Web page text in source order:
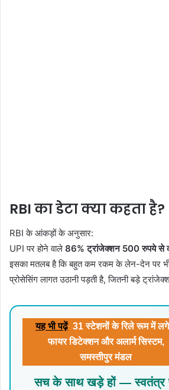
RBI का डेटा क्या कहता है?
RBI के आंकड़ों के अनुसार:
UPI पर होने वाले 86% ट्रांजेक्शन 500 रुपये से
इसका मतलब है कि बहुत कम रकम के लेन-देन पर भी
प्रोसेसिंग लागत उठानी पड़ती है, जितनी बड़े
यह भी पढ़ें 31 स्टेशनों के रिले रूम में
फायर डिटेक्शन और अलार्म सिस्टम,
समस्तीपुर मंडल
सच के साथ खड़े हों — स्वतंत्र